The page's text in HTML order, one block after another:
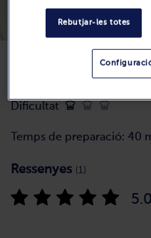
Dificultat
Temps de preparació: 40
Ressenyes (1)
Rebutjar-les totes